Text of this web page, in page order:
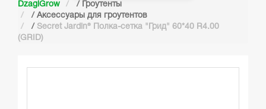
DzagiGrow / Гроутенты
/ Аксессуары для гроутентов
/ Secret Jardin® Полка-сетка "Грид" 60*40 R4.00
(GRID)